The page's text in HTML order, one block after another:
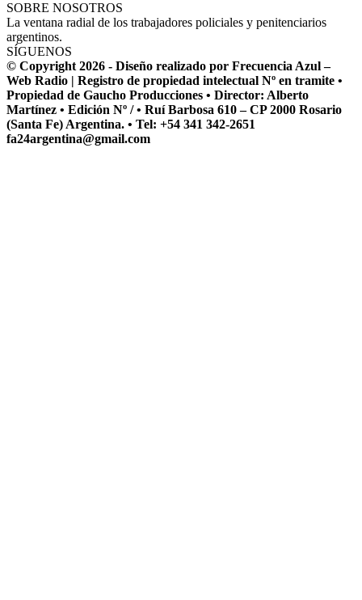
SOBRE NOSOTROS
La ventana radial de los trabajadores policiales y penitenciarios
argentinos.
SÍGUENOS
© Copyright 2026 - Diseño realizado por Frecuencia Azul –
Web Radio | Registro de propiedad intelectual Nº en tramite •
Propiedad de Gaucho Producciones • Director: Alberto
Martínez • Edición Nº / • Ruí Barbosa 610 – CP 2000 Rosario
(Santa Fe) Argentina. • Tel: +54 341 342-2651
fa24argentina@gmail.com